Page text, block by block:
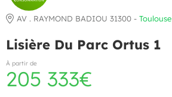
AV . RAYMOND BADIOU 31300 - Toulouse
Lisière Du Parc Ortus 1
À partir de
205 333€